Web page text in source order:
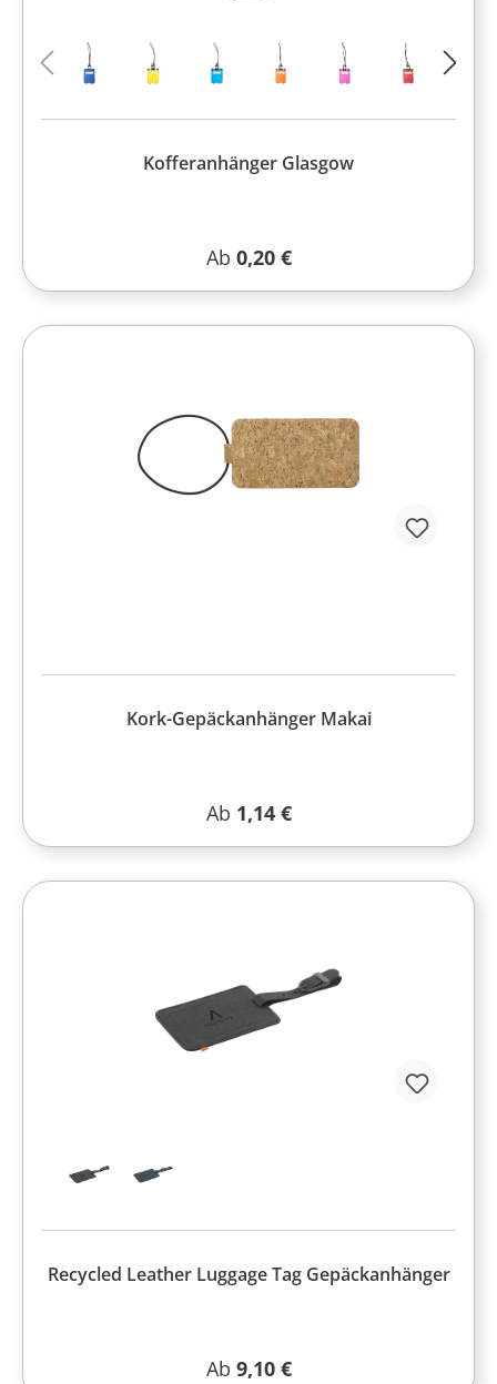
Kofferanhänger Glasgow
Regulärer Preis:
Ab 0,20 €
Kork-Gepäckanhänger Makai
Regulärer Preis:
Ab 1,14 €
Recycled Leather Luggage Tag Gepäckanhänger
Regulärer Preis:
Ab 9,10 €